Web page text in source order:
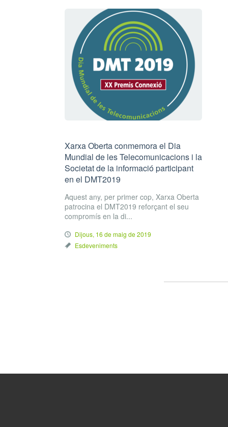
Xarxa Oberta conmemora el Dia
Mundial de les Telecomunicacions i la
Societat de la informació participant
en el DMT2019
Aquest any, per primer cop, Xarxa Oberta
patrocina el DMT2019 reforçant el seu
compromís en la di...
Dijous, 16 de maig de 2019
Esdeveniments